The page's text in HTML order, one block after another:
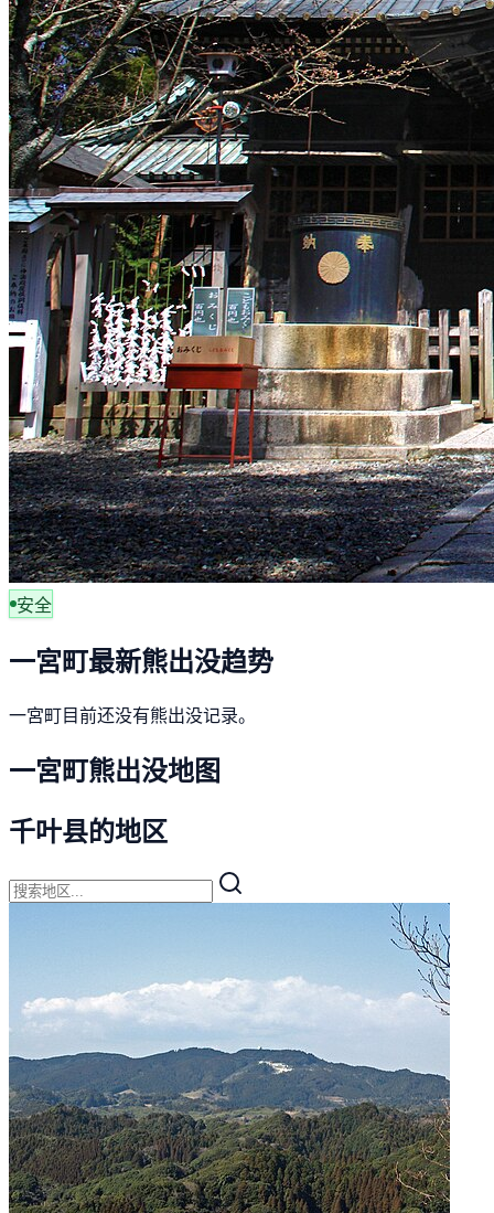
安全
一宮町最新熊出没趋势
一宮町目前还没有熊出没记录。
一宮町熊出没地图
千叶县的地区